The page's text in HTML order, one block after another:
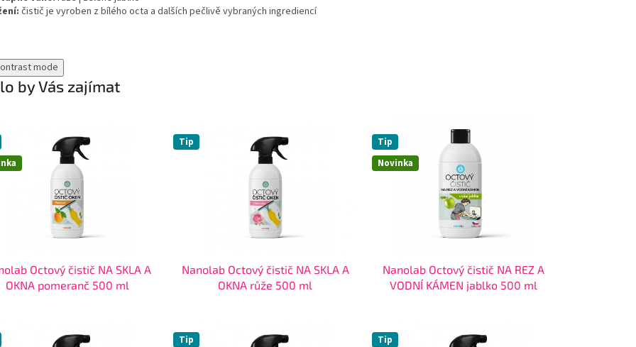
čistič je vyroben z bílého octa a dalších pečlivě vybraných ingrediencí
mode
by Vás zajímat
Octový čistič NA SKLA A
OKNA pomeranč 500 ml
Tip
Nanolab Octový čistič NA SKLA A
OKNA růže 500 ml
Novinka
Tip
Nanolab Octový čistič NA REZ A
VODNÍ KÁMEN jablko 500 ml
Tip Tip